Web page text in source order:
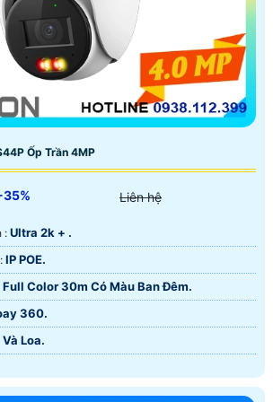
Ốp Trần 4MP
35% Liên hệ
: Ultra 2k + .
🤖️ Camera Công nghệ : IP POE.
Full Color 30m Có Màu Ban Ðêm.
360.
Loa.